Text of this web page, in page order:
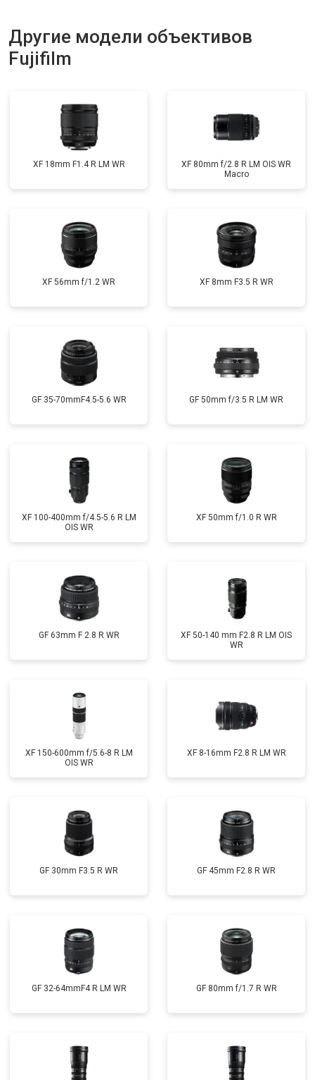
Другие модели объективов
Fujifilm
XF 18mm F1.4 R LM WR
XF 80mm f/2.8 R LM OIS WR
Macro
XF 56mm f/1.2 WR XF 8mm F3.5 R WR
GF 35-70mmF4.5-5.6 WR GF 50mm f/3.5 R LM WR
XF 100-400mm f/4.5-5.6 R LM
OIS WR
XF 50mm f/1.0 R WR
GF 63mm F 2.8 R WR
XF 50-140 mm F2.8 R LM OIS
WR
XF 150-600mm f/5.6-8 R LM
OIS WR
XF 8-16mm F2.8 R LM WR
GF 30mm F3.5 R WR GF 45mm F2.8 R WR
GF 32-64mmF4 R LM WR GF 80mm f/1.7 R WR